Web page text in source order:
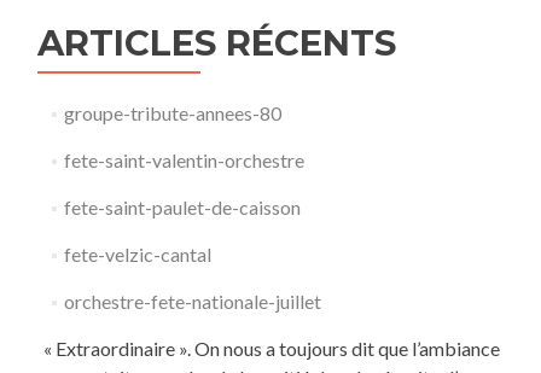
ARTICLES RÉCENTS
groupe-tribute-annees-80​
fete-saint-valentin-orchestre
fete-saint-paulet-de-caisson
fete-velzic-cantal
orchestre-fete-nationale-juillet
« Extraordinaire ». On nous a toujours dit que l’ambiance